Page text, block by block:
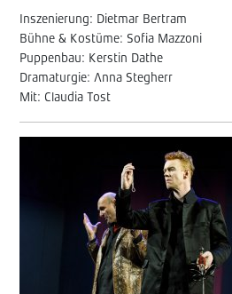
Inszenierung: Dietmar Bertram
Bühne & Kostüme: Sofia Mazzoni
Puppenbau: Kerstin Dathe
Dramaturgie: Anna Stegherr
Mit: Claudia Tost